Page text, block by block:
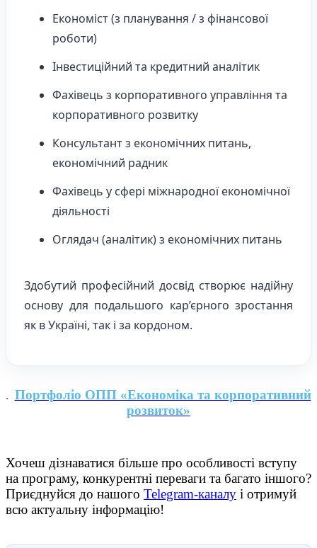
Економіст (з планування / з фінансової
роботи)
Інвестиційний та кредитний аналітик
Фахівець з корпоративного управління та
корпоративного розвитку
Консультант з економічних питань,
економічний радник
Фахівець у сфері міжнародної економічної
діяльності
Оглядач (аналітик) з економічних питань
Здобутий професійний досвід створює надійну
основу для подальшого кар’єрного зростання
як в Україні, так і за кордоном.
Портфоліо ОПП «Економіка та корпоративний
розвиток»
Хочеш дізнаватися більше про особливості вступу
на програму, конкурентні переваги та багато іншого?
Приєднуйся до нашого Telegram-каналу і отримуй
всю актуальну інформацію!